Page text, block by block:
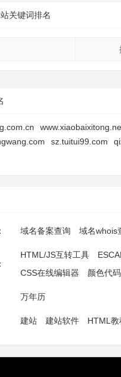
关键词排名
sz.tuitui99.com
域名备案查询 域名whois
HTML/JS互转工具
CSS在线编辑器
颜色代
万年历
建站 建站软件 HTML教